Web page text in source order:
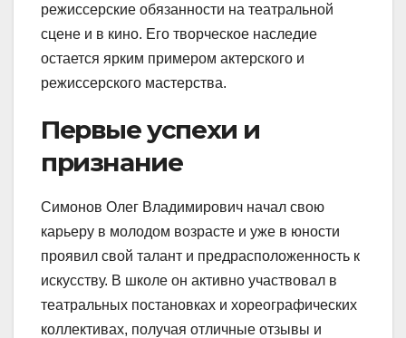
режиссерские обязанности на театральной
сцене и в кино. Его творческое наследие
остается ярким примером актерского и
режиссерского мастерства.
Первые успехи и
признание
Симонов Олег Владимирович начал свою
карьеру в молодом возрасте и уже в юности
проявил свой талант и предрасположенность к
искусству. В школе он активно участвовал в
театральных постановках и хореографических
коллективах, получая отличные отзывы и